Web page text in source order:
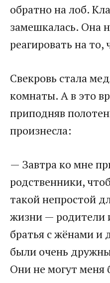
обратно на лоб.
замешкалась. Она
реагировать на
​Свекровь стала
комнаты. А в это
приподняв
произнесла:​
​— Завтра ко мне
родственники,
такой непростой
жизни — родители
братья с жёнами
были очень
Они не могут меня